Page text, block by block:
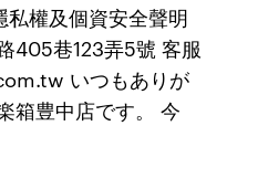
權及個資安全聲明
405巷123弄5號 客服
いつもありが
箱豊中店です。 今